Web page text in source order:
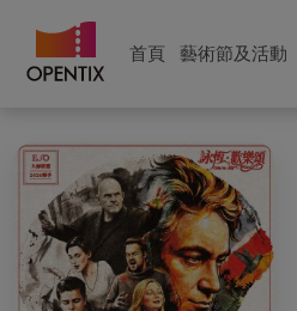
首頁 藝術節及活動